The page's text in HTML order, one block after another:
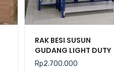
RAK BESI SUSUN
GUDANG LIGHT DUTY
TIPE JF-200, KEKUATAN
Rp2.700.000